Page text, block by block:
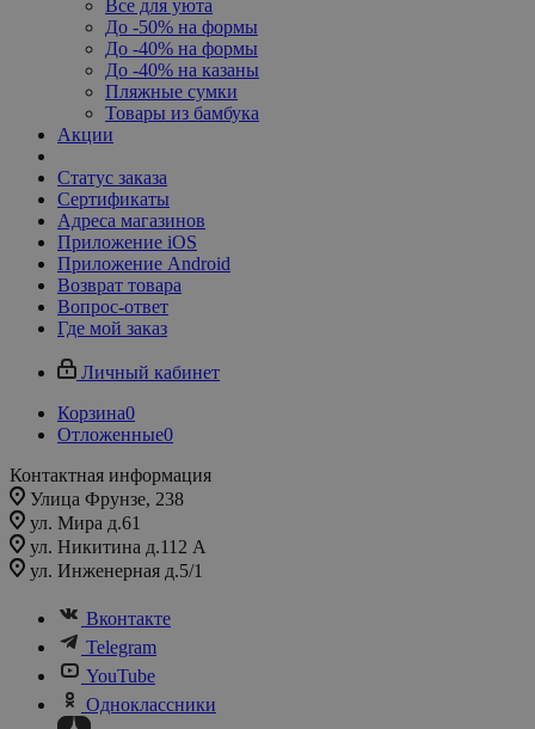
Все для уюта
До -50% на формы
До -40% на формы
До -40% на казаны
Пляжные сумки
Товары из бамбука
Акции
Статус заказа
Сертификаты
Адреса магазинов
Приложение iOS
Приложение Android
Возврат товара
Вопрос-ответ
Где мой заказ
Личный кабинет
Корзина0
Отложенные0
Контактная информация
Улица Фрунзе, 238​
ул. Мира д.61
ул. Никитина д.112 А
ул. Инженерная д.5/1
Вконтакте
Telegram
YouTube
Одноклассники